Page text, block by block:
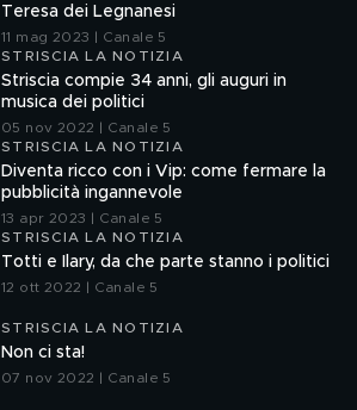
Teresa dei Legnanesi
11 mag 2023 | Canale 5
STRISCIA LA NOTIZIA
Striscia compie 34 anni, gli auguri in
musica dei politici
05 nov 2022 | Canale 5
STRISCIA LA NOTIZIA
Diventa ricco con i Vip: come fermare la
pubblicità ingannevole
13 apr 2023 | Canale 5
STRISCIA LA NOTIZIA
Totti e Ilary, da che parte stanno i politici
12 ott 2022 | Canale 5
STRISCIA LA NOTIZIA
Non ci sta!
07 nov 2022 | Canale 5